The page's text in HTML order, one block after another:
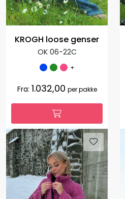
KROGH loose genser
OK 06-22C
+
Fra: 1.032,00 per pakke